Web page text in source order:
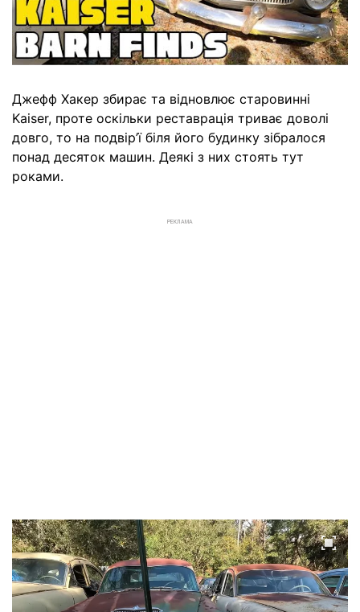
Джефф Хакер збирає та відновлює старовинні
Kaiser, проте оскільки реставрація триває доволі
довго, то на подвір’ї біля його будинку зібралося
понад десяток машин. Деякі з них стоять тут
роками.
РЕКЛАМА